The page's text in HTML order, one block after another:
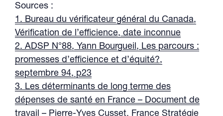
Sources :
1. Bureau du vérificateur général du Canada,
Vérification de l’efficience, date inconnue
2. ADSP N°88, Yann Bourgueil, Les parcours :
promesses d’efficience et d’équité?,
septembre 94, p23
3. Les déterminants de long terme des
dépenses de santé en France – Document de
travail – Pierre-Yves Cusset. France Stratégie